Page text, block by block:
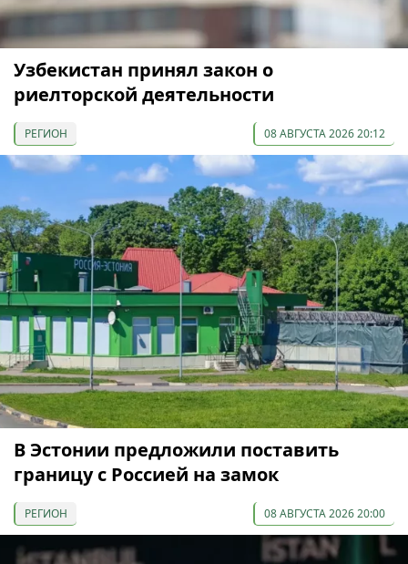
Узбекистан принял закон о
риелторской деятельности
РЕГИОН 08 АВГУСТА 2026 20:12
В Эстонии предложили поставить
границу с Россией на замок
РЕГИОН 08 АВГУСТА 2026 20:00